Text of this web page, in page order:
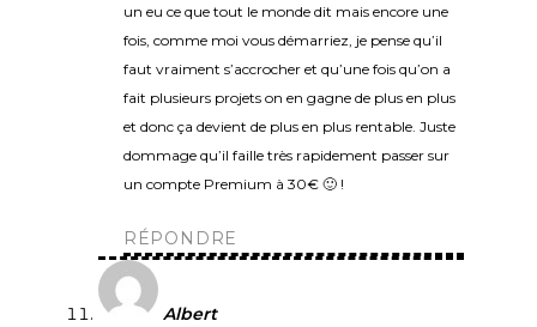
un eu ce que tout le monde dit mais encore une
fois, comme moi vous démarriez, je pense qu’il
faut vraiment s’accrocher et qu’une fois qu’on a
fait plusieurs projets on en gagne de plus en plus
et donc ça devient de plus en plus rentable. Juste
dommage qu’il faille très rapidement passer sur
un compte Premium à 30€ 🙂 !
RÉPONDRE
Albert